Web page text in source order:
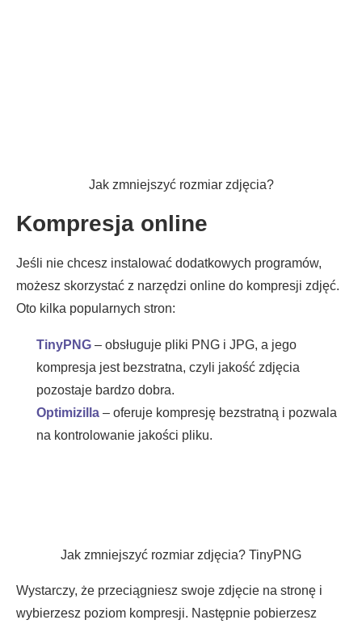
Jak zmniejszyć rozmiar zdjęcia?
Kompresja online
Jeśli nie chcesz instalować dodatkowych programów,
możesz skorzystać z narzędzi online do kompresji zdjęć.
Oto kilka popularnych stron:
TinyPNG – obsługuje pliki PNG i JPG, a jego
kompresja jest bezstratna, czyli jakość zdjęcia
pozostaje bardzo dobra.
Optimizilla – oferuje kompresję bezstratną i pozwala
na kontrolowanie jakości pliku.
Jak zmniejszyć rozmiar zdjęcia? TinyPNG
Wystarczy, że przeciągniesz swoje zdjęcie na stronę i
wybierzesz poziom kompresji. Następnie pobierzesz